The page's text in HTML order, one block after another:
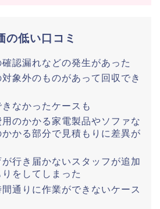
の低い口コミ
確認漏れなどの発生があった
象外のものがあって回収でき
なかったケースも
用のかかる家電製品やソファな
かかる部分で見積もりに差異が
行き届かないスタッフが追加
をしてしまった
通りに作業ができないケース